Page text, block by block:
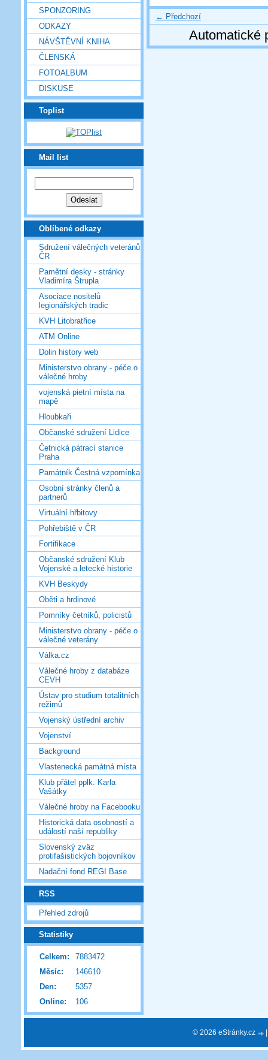
SPONZORING
ODKAZY
NÁVŠTĚVNÍ KNIHA
ČLENSKÁ
FOTOALBUM
DISKUSE
Toplist
Mail list
Oblíbené odkazy
Sdružení válečných veteránů
ČR
Pamětní desky - stránky
Vladimíra Štrupla
Asociace nositelů
legionářských tradic
KVH Litobratřice
ATM Online
Dolin history web
Ministerstvo obrany - péče o
válečné hroby
vojenská pietní místa na
mapě
Hloubkaři
Občanské sdružení Lidice
Četnická pátrací stanice
Praha
Památník Čestná vzpomínka
Osobní stránky členů a
partnerů
Virtuální hřbitovy
Pohřebiště v ČR
Fortifikace
Občanské sdružení Klub
Vojenské a letecké historie
KVH Beskydy
Oběti a hrdinové
Pomníky četníků, policistů
Ministerstvo obrany - péče o
válečné veterány
Válka.cz
Válečné hroby z databáze
CEVH
Ústav pro studium totalitních
režimů
Vojenský ústřední archiv
Vojenství
Background
Vlastenecká památná místa
Klub přátel pplk. Karla
Vašátky
Válečné hroby na Facebooku
Historická data osobností a
událostí naší republiky
Slovenský zväz
protifašistických bojovníkov
Nadační fond REGI Base
RSS
Přehled zdrojů
Statistiky
Online: 106
Celkem:
7883472
Měsíc:
146610
Den:
5357
← Předchozí
Automatické
© 2026 eStránky.cz